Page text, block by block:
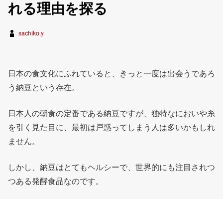
れる理由を探る
sachiko.y
日本の食文化にふれていると、きっと一度は出会うであろ
う納豆という存在。
日本人の朝食の定番である納豆ですが、独特なにおいや糸
を引く見た目に、最初は戸惑ってしまう人は多いかもしれ
ません。
しかし、納豆はとてもヘルシーで、世界的にも注目されつ
つある発酵食品なのです。